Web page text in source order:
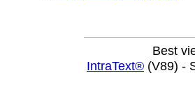
Best
IntraText® (V89) -